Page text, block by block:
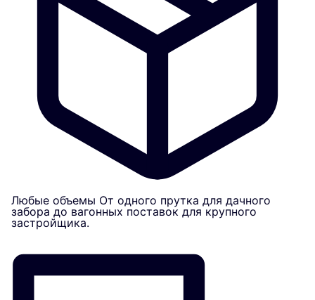
Любые объемы От одного прутка для дачного
забора до вагонных поставок для крупного
застройщика.